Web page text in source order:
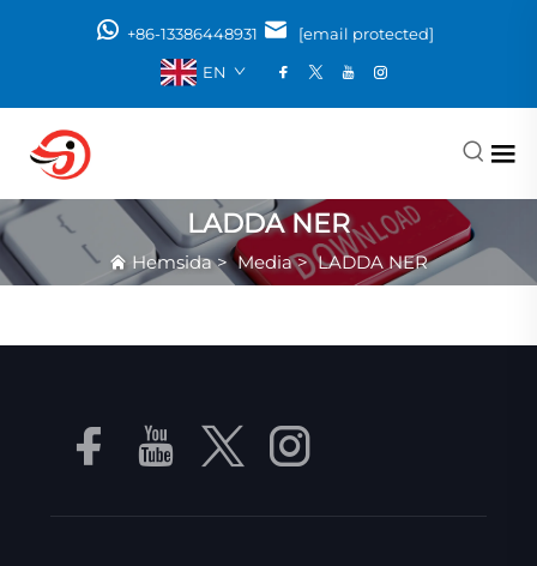
+86-13386448931
[email protected]
EN
LADDA NER
Hemsida>Media>LADDA NER